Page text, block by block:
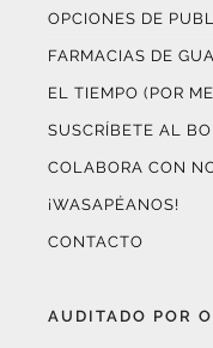
OPCIONES DE
FARMACIAS DE
EL TIEMPO (POR
SUSCRÍBETE AL
COLABORA CON
¡WASAPÉANOS!
CONTACTO
AUDITADO POR